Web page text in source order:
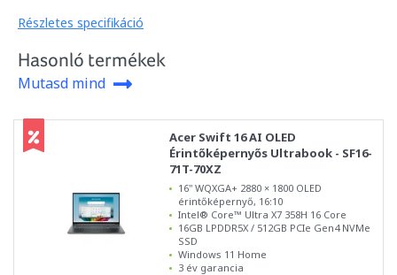
Részletes specifikáció
Hasonló termékek
Mutasd mind
Acer Swift 16 AI OLED
Érintőképernyős Ultrabook - SF16-
71T-70XZ
16" WQXGA+ 2880 × 1800 OLED
érintőképernyő, 16:10
Intel® Core™ Ultra X7 358H 16 Core
16GB LPDDR5X / 512GB PCIe Gen4 NVMe
SSD
Windows 11 Home
3 év garancia